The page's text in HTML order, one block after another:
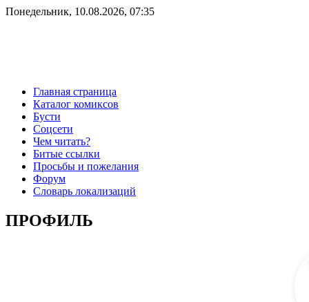
Понедельник, 10.08.2026, 07:35
Главная страница
Каталог комиксов
Бусти
Соцсети
Чем читать?
Битые ссылки
Просьбы и пожелания
Форум
Словарь локализаций
ПРОФИЛЬ